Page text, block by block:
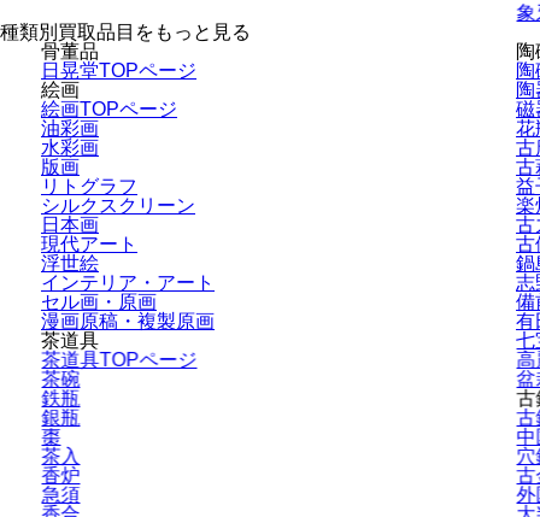
象
種類別買取品目をもっと見る
骨董品
日晃堂TOPページ
絵画
絵画TOPページ
油彩画
水彩画
版画
リトグラフ
シルクスクリーン
日本画
現代アート
浮世絵
インテリア・ アート
セル画・原画
漫画原稿・複製原画
茶道具
茶道具TOPページ
茶碗
鉄瓶
銀瓶
棗
茶入
香炉
急須
磁
花
古
古
益
楽
古
古
鍋
志
備
有
七
高
盆
古
古
中
穴
古
外